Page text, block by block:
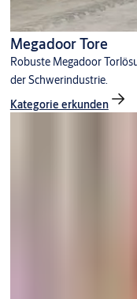
Megadoor Tore
Robuste Megadoor
der Schwerindustrie.
Kategorie erkunden